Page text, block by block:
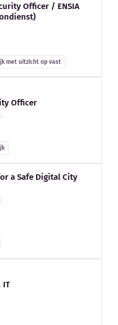
Officer / ENSIA
met uitzicht op vast
Officer
a Safe Digital City
IT